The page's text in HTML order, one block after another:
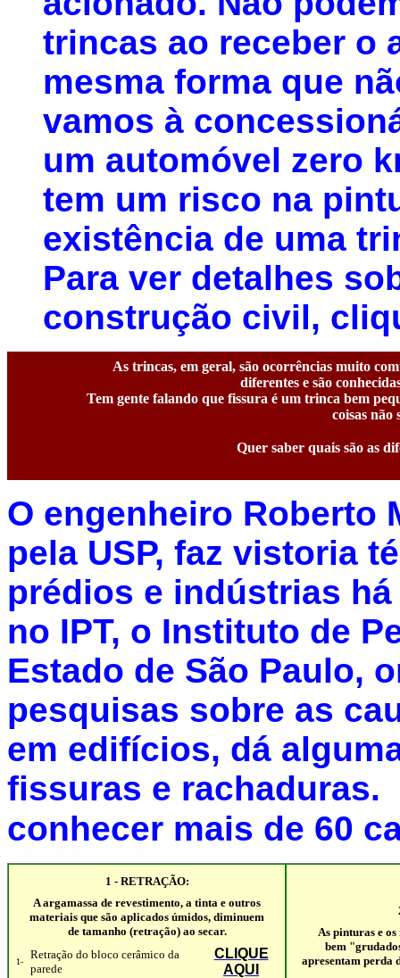
trincas ao receber o
mesma forma que
vamos à
um automóvel zero
tem um risco na
existência de uma
Para ver detalhes
construção civil,
As trincas, em geral, são ocorrências muito
diferentes e são
Tem gente falando que fissura é um trinca bem
coisas não
Quer saber quais são as
O engenheiro Roberto
pela USP, faz vistoria
prédios e indústrias
no IPT, o Instituto de
Estado de São Paulo,
pesquisas sobre as
em edifícios, dá
fissuras e rachaduras.
conhecer mais de 60
1 - RETRAÇÃO:
A argamassa de revestimento, a tinta e outros
materiais que são aplicados úmidos, diminuem
de tamanho (retração) ao secar.
1-
Retração do bloco cerâmico da
parede
CLIQUE
AQUI
As pinturas e
bem
apresentam perda